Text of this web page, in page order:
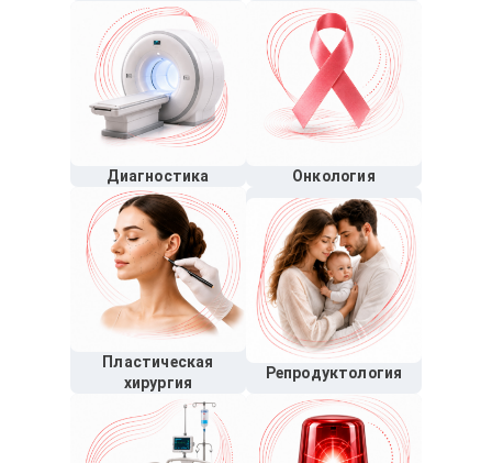
Диагностика Онкология
Пластическая
хирургия
Репродуктология